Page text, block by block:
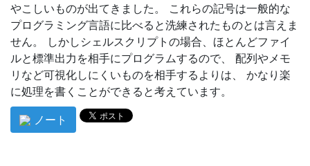
やこしいものが出てきました。 これらの記号は一般的な
プログラミング言語に比べると洗練されたものとは言えま
せん。 しかしシェルスクリプトの場合、ほとんどファイ
ルと標準出力を相手にプログラムするので、 配列やメモ
リなど可視化しにくいものを相手するよりは、 かなり楽
に処理を書くことができると考えています。
ノート